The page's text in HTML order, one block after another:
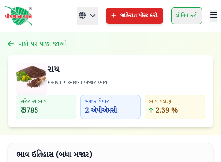
જાહેરાત પોસ્ટ કરો લૉગિન કરો
પાકો પર પાછા જાઓ
રાય
મસાલા • આજના બજાર ભાવ
સરેરાશ ભાવ
₹ 5785
બજાર વેપાર
2 એપીએમસી
ભાવ વલણ
2.39 %
ભાવ ઇતિહાસ (બધા બજાર)